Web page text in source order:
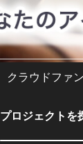
クラウドファ
プロジェクトを